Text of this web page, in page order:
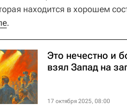
находится в хорошем
.
Это нечестно и
взял Запад на
17 октября 2025, 08:00